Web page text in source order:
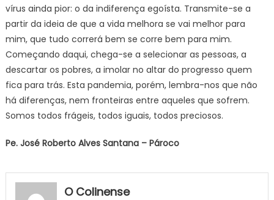
vírus ainda pior: o da indiferença egoísta. Transmite-se a
partir da ideia de que a vida melhora se vai melhor para
mim, que tudo correrá bem se corre bem para mim.
Começando daqui, chega-se a selecionar as pessoas, a
descartar os pobres, a imolar no altar do progresso quem
fica para trás. Esta pandemia, porém, lembra-nos que não
há diferenças, nem fronteiras entre aqueles que sofrem.
Somos todos frágeis, todos iguais, todos preciosos.
Pe. José Roberto Alves Santana – Pároco
O Colinense